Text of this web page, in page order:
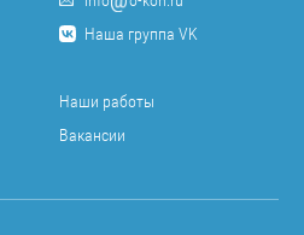
Наша группа VK
Наши работы
Вакансии